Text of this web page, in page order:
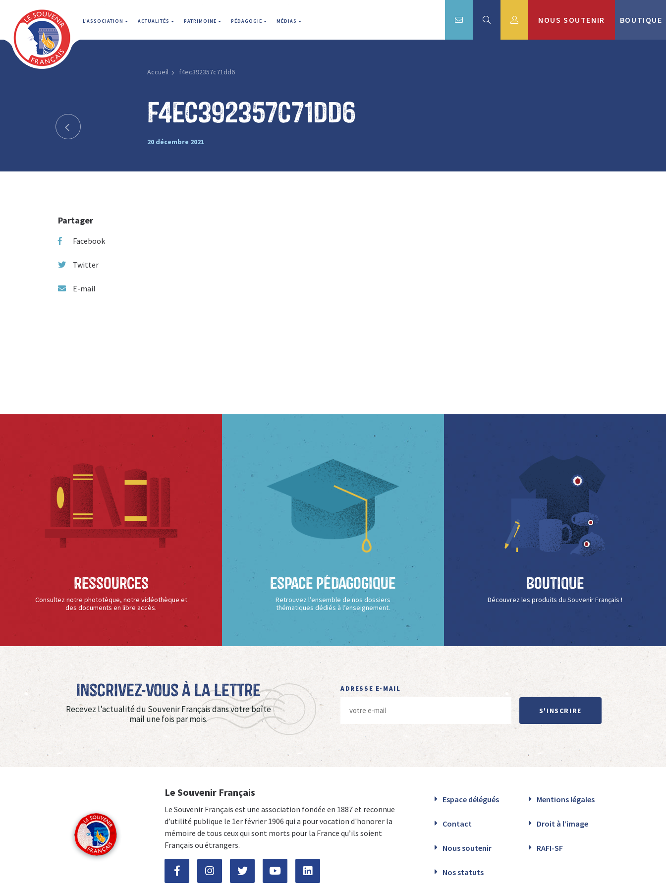
L'ASSOCIATION ACTUALITÉS PATRIMOINE PÉDAGOGIE MÉDIAS NOUS SOUTENIR BOUTIQUE
Accueil f4ec392357c71dd6
f4ec392357c71dd6
20 décembre 2021
Partager
Facebook
Twitter
E-mail
Ressources
Consultez notre phototèque, notre vidéothèque et
des documents en libre accès.
Espace Pédagogique
Retrouvez l’ensemble de nos dossiers
thématiques dédiés à l’enseignement.
Boutique
Découvrez les produits du Souvenir Français !
Inscrivez-vous à La Lettre
Recevez l’actualité du Souvenir Français dans votre boîte
mail une fois par mois.
ADRESSE E-MAIL
S'INSCRIRE
Le Souvenir Français
Le Souvenir Français est une association fondée en 1887 et reconnue
d’utilité publique le 1er février 1906 qui a pour vocation d'honorer la
mémoire de tous ceux qui sont morts pour la France qu’ils soient
Français ou étrangers.
Espace délégués Mentions légales
Contact Droit à l’image
Nous soutenir RAFI-SF
Nos statuts